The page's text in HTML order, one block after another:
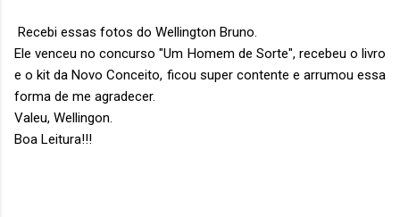
Recebi essas fotos do Wellington Bruno.
Ele venceu no concurso "Um Homem de Sorte", recebeu o livro
e o kit da Novo Conceito, ficou super contente e arrumou essa
forma de me agradecer.
Valeu, Wellingon.
Boa Leitura!!!